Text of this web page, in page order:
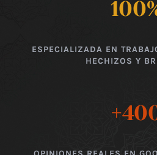
100
ESPECIALIZADA EN
HECHIZOS Y